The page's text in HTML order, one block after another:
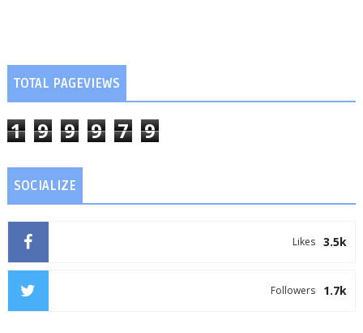
TOTAL PAGEVIEWS
1 9 9 9 7 9
SOCIALIZE
3.5k
Likes
1.7k
Followers